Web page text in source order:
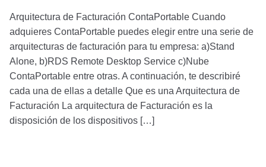
Arquitectura de Facturación ContaPortable Cuando
adquieres ContaPortable puedes elegir entre una serie de
arquitecturas de facturación para tu empresa: a)Stand
Alone, b)RDS Remote Desktop Service c)Nube
ContaPortable entre otras. A continuación, te describiré
cada una de ellas a detalle Que es una Arquitectura de
Facturación La arquitectura de Facturación es la
disposición de los dispositivos […]